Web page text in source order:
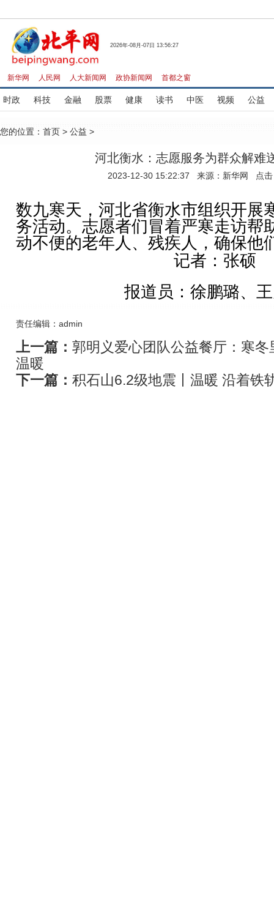
2026年-08月-07日 13:56:27
新华网 人民网 人大新闻网 政协新闻网 首都之窗
时政 科技 金融 股票 健康 读书 中医 视频 公益
您的位置： 首页 > 公益 >
河北衡水：志愿服务为群众解难
2023-12-30 15:22:37 来源：新华网 点击
数九寒天，河北省衡水市组织开展
务活动。志愿者们冒着严寒走访帮
动不便的老年人、残疾人，确保他
记者：张硕
报道员：徐鹏璐、
责任编辑：admin
上一篇： 郭明义爱心团队公益餐厅：寒
温暖
下一篇： 积石山6.2级地震丨温暖 沿着铁